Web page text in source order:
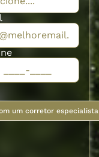
um corretor especialista